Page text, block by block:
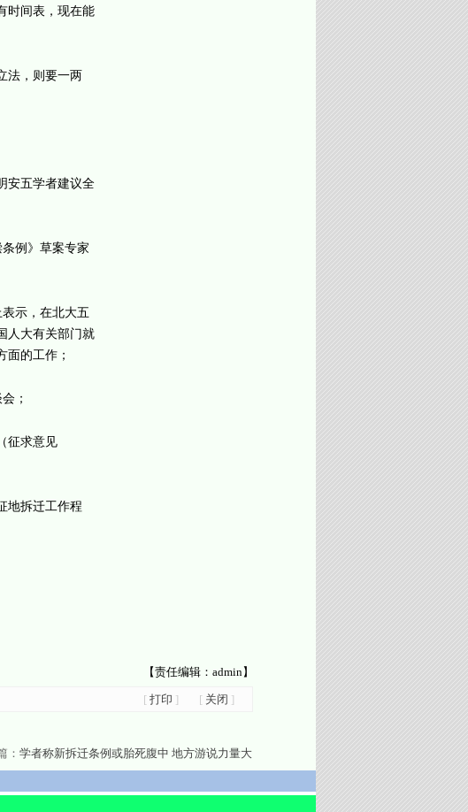
时间表，现在能
法，则要一两
安五学者建议全
例》草案专家
示，在北大五
人大有关部门就
的工作；
；
征求意见
地拆迁工作程
【责任编辑：admin】
[ 打印 ] [ 关闭 ]
： 学者称新拆迁条例或胎死腹中 地方游说力量大